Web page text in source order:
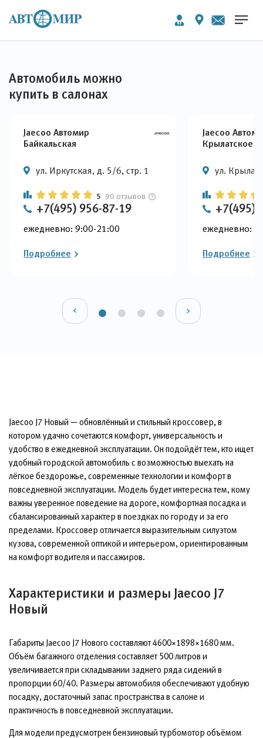
Автомобиль можно
купить в салонах
Jaecoo Автомир
Байкальская
ул. Иркутская, д. 5/6, стр. 1
5 90 отзывов
+7(495) 956-87-19
ежедневно: 9:00-21:00
Подробнее
Jaecoo
Крылатское
ул.
+7(495)
ежедневно:
Подробнее
Jaecoo J7 Новый — обновлённый и стильный кроссовер, в
котором удачно сочетаются комфорт, универсальность и
удобство в ежедневной эксплуатации. Он подойдёт тем, кто ищет
удобный городской автомобиль с возможностью выехать на
лёгкое бездорожье, современные технологии и комфорт в
повседневной эксплуатации. Модель будет интересна тем, кому
важны уверенное поведение на дороге, комфортная посадка и
сбалансированный характер в поездках по городу и за его
пределами. Кроссовер отличается выразительным силуэтом
кузова, современной оптикой и интерьером, ориентированным
на комфорт водителя и пассажиров.
Характеристики и размеры Jaecoo J7
Новый
Габариты Jaecoo J7 Нового составляют 4600×1898×1680 мм.
Объём багажного отделения составляет 500 литров и
увеличивается при складывании заднего ряда сидений в
пропорции 60/40. Размеры автомобиля обеспечивают удобную
посадку, достаточный запас пространства в салоне и
практичность в повседневной эксплуатации.
Для модели предусмотрен бензиновый турбомотор объёмом